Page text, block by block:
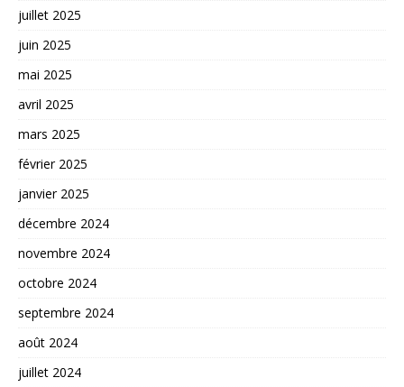
juillet 2025
juin 2025
mai 2025
avril 2025
mars 2025
février 2025
janvier 2025
décembre 2024
novembre 2024
octobre 2024
septembre 2024
août 2024
juillet 2024